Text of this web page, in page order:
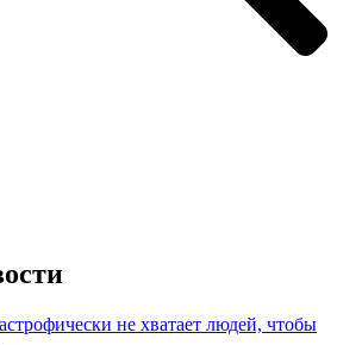
не хватает людей, чтобы